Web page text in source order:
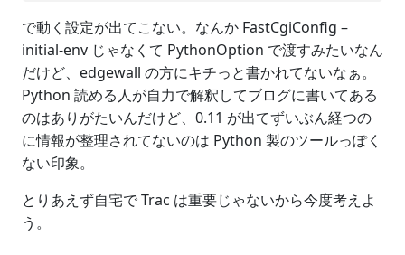
で動く設定が出てこない。なんか FastCgiConfig –
initial-env じゃなくて PythonOption で渡すみたいなん
だけど、edgewall の方にキチっと書かれてないなぁ。
Python 読める人が自力で解釈してブログに書いてある
のはありがたいんだけど、0.11 が出てずいぶん経つの
に情報が整理されてないのは Python 製のツールっぽく
ない印象。
とりあえず自宅で Trac は重要じゃないから今度考えよ
う。